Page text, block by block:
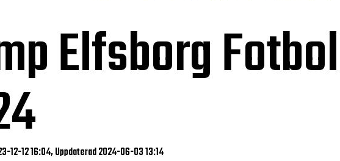
Elfsborg
12-12 16:04, Uppdaterad 2024-06-03 13:14